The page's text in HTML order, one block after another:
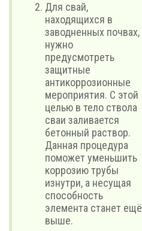
Для свай,
находящихся в
заводненных почвах,
нужно
предусмотреть
защитные
антикоррозионные
мероприятия. С этой
целью в тело ствола
сваи заливается
бетонный раствор.
Данная процедура
поможет уменьшить
коррозию трубы
изнутри, а несущая
способность
элемента станет ещё
выше.